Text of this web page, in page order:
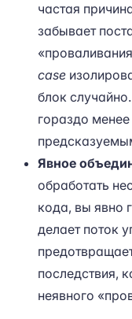
частая
забывает
case
блок
гораздо
Явное
обработать
кода, вы явно
делает поток
последствия,
неявного